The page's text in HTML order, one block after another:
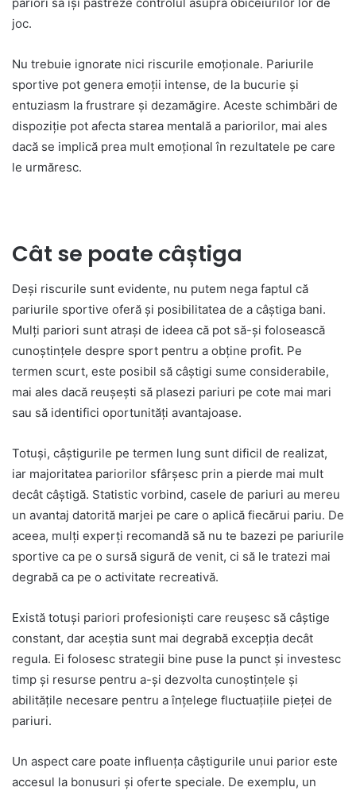
joc.
Nu trebuie ignorate nici riscurile emoționale. Pariurile
sportive pot genera emoții intense, de la bucurie și
entuziasm la frustrare și dezamăgire. Aceste schimbări de
dispoziție pot afecta starea mentală a pariorilor, mai ales
dacă se implică prea mult emoțional în rezultatele pe care
le urmăresc.
Cât se poate câștiga
Deși riscurile sunt evidente, nu putem nega faptul că
pariurile sportive oferă și posibilitatea de a câștiga bani.
Mulți pariori sunt atrași de ideea că pot să-și folosească
cunoștințele despre sport pentru a obține profit. Pe
termen scurt, este posibil să câștigi sume considerabile,
mai ales dacă reușești să plasezi pariuri pe cote mai mari
sau să identifici oportunități avantajoase.
Totuși, câștigurile pe termen lung sunt dificil de realizat,
iar majoritatea pariorilor sfârșesc prin a pierde mai mult
decât câștigă. Statistic vorbind, casele de pariuri au mereu
un avantaj datorită marjei pe care o aplică fiecărui pariu. De
aceea, mulți experți recomandă să nu te bazezi pe pariurile
sportive ca pe o sursă sigură de venit, ci să le tratezi mai
degrabă ca pe o activitate recreativă.
Există totuși pariori profesioniști care reușesc să câștige
constant, dar aceștia sunt mai degrabă excepția decât
regula. Ei folosesc strategii bine puse la punct și investesc
timp și resurse pentru a-și dezvolta cunoștințele și
abilitățile necesare pentru a înțelege fluctuațiile pieței de
pariuri.
Un aspect care poate influența câștigurile unui parior este
accesul la bonusuri și oferte speciale. De exemplu, un